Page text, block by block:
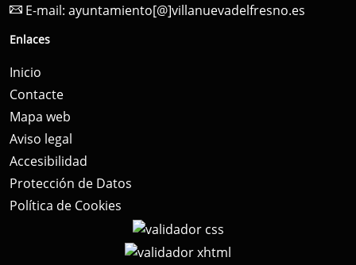
E-mail: ayuntamiento[@]villanuevadelfresno.es
Enlaces
Inicio
Contacte
Mapa web
Aviso legal
Accesibilidad
Protección de Datos
Política de Cookies